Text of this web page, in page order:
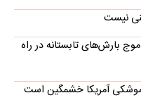
نیست
ساعت آینده/ موج بارش‌های تابستانه در راه
آمریکا خشمگین است